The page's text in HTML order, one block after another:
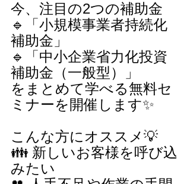
今、注目の2つの補助金
🔹「小規模事業者持続化
補助金」
🔹「中小企業省力化投資
補助金（一般型）」
をまとめて学べる無料セ
ミナーを開催します✨
こんな方にオススメ💡
👪 新しいお客様を呼び込
みたい